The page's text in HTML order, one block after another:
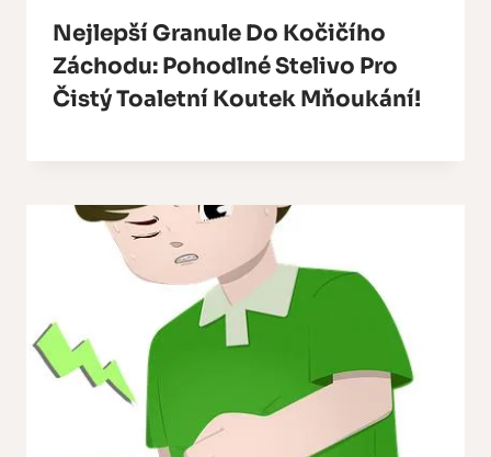
Nejlepší Granule Do Kočičího
Záchodu: Pohodlné Stelivo Pro
Čistý Toaletní Koutek Mňoukání!